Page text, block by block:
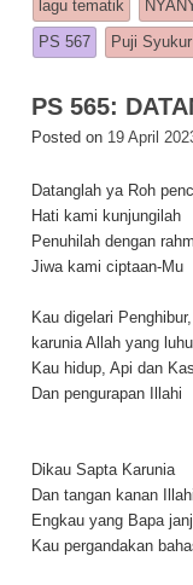
o
k
p
n
lagu tematik
PS 567
Puji Syukur
PS 565:
Posted on 19 April
Datanglah ya Roh
Hati kami kunjungilah
Penuhilah dengan
Jiwa kami ciptaan-Mu
Kau digelari Penghibur,
karunia Allah yang
Kau hidup, Api dan
Dan pengurapan Illahi
Dikau Sapta Karunia
Dan tangan kanan Illahi
Engkau yang Bapa
Kau pergandakan